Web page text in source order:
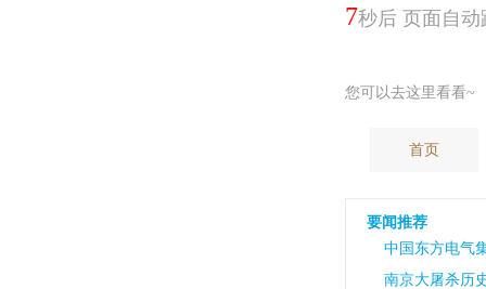
7秒后 页面自动
您可以去这里看看~
首页
要闻推荐
中国东方电气
南京大屠杀历